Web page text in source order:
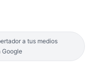
a tus medios
Google